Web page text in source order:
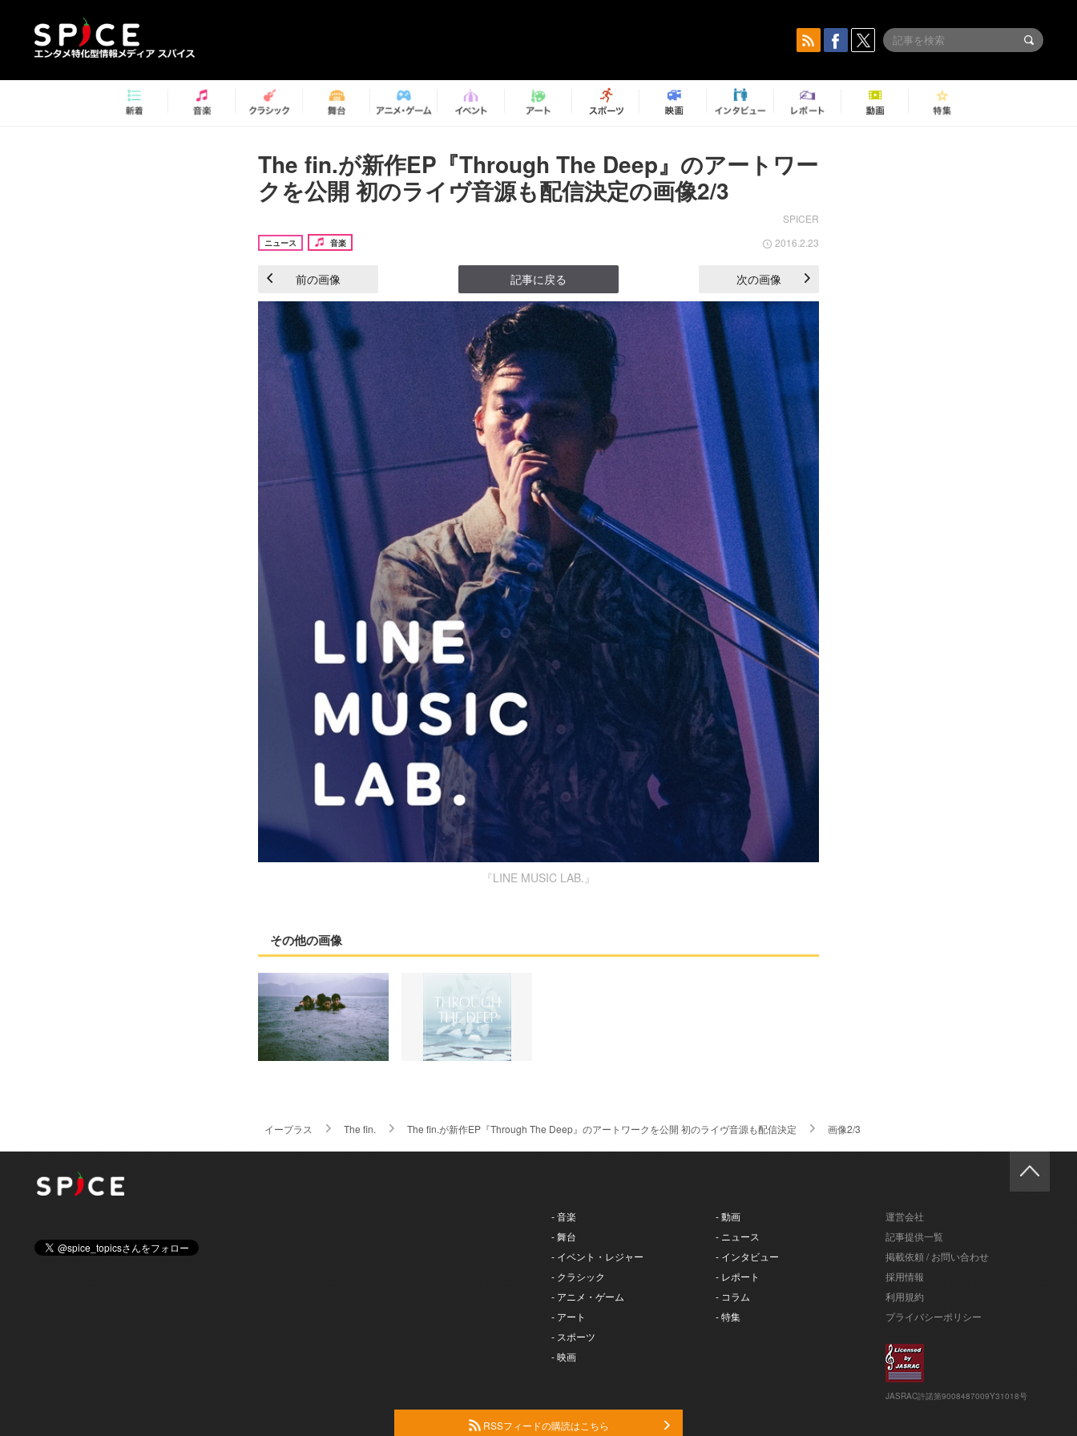
The fin.が新作EP『Through The Deep』のアートワー
クを公開 初のライヴ音源も配信決定の画像2/3
SPICER
ニュース 音楽 2016.2.23
前の画像 記事に戻る 次の画像
『LINE MUSIC LAB.』
その他の画像
イープラス The fin. The fin.が新作EP『Through The Deep』のアートワークを公開 初のライヴ音源も配信決定 画像2/3
- 音楽
- 舞台
- イベント・レジャー
- クラシック
- アニメ・ゲーム
- アート
- スポーツ
- 映画
- 動画
- ニュース
- インタビュー
- レポート
- コラム
- 特集
運営会社
記事提供一覧
掲載依頼 / お問い合わせ
採用情報
利用規約
プライバシーポリシー
JASRAC許諾第9008487009Y31018号
RSSフィードの購読はこちら